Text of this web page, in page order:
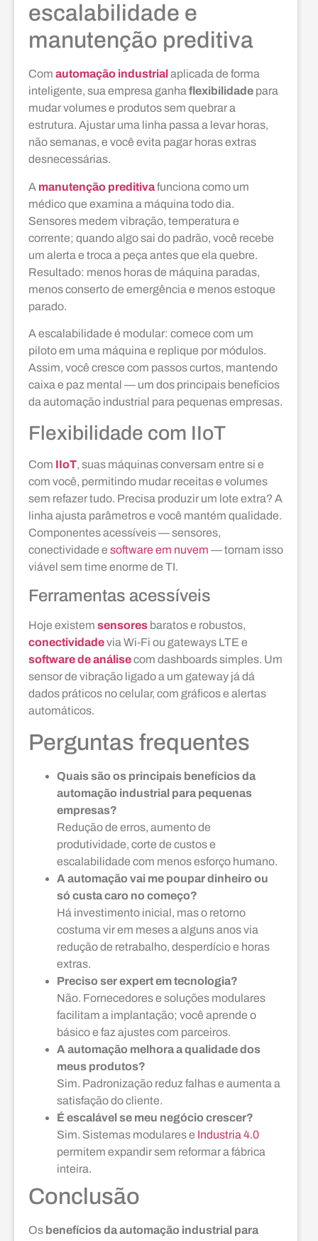
escalabilidade e
manutenção preditiva
Com automação industrial aplicada de forma
inteligente, sua empresa ganhaflexibilidade para
mudar volumes e produtos sem quebrar a
estrutura. Ajustar uma linha passa a levar horas,
não semanas, e você evita pagar horas extras
desnecessárias.
A manutenção preditivafunciona como um
médico que examina a máquina todo dia.
Sensores medem vibração, temperatura e
corrente; quando algo sai do padrão, você recebe
um alerta e troca a peça antes que ela quebre.
Resultado: menos horas de máquina paradas,
menos conserto de emergência e menos estoque
parado.
A escalabilidade é modular: comece com um
piloto em uma máquina e replique por módulos.
Assim, você cresce com passos curtos, mantendo
caixa e paz mental — um dos principais benefícios
da automação industrial para pequenas empresas.
Flexibilidade com IIoT
Com IIoT, suas máquinas conversam entre si e
com você, permitindo mudar receitas e volumes
sem refazer tudo. Precisa produzir um lote extra? A
linha ajusta parâmetros e você mantém qualidade.
Componentes acessíveis — sensores,
conectividade e software em nuvem — tornam isso
viável sem time enorme de TI.
Ferramentas acessíveis
Hoje existem sensores baratos e robustos,
conectividadevia Wi‑Fi ou gateways LTE e
software de análisecom dashboards simples. Um
sensor de vibração ligado a um gateway já dá
dados práticos no celular, com gráficos e alertas
automáticos.
Perguntas frequentes
Quais são os principais benefícios da
automação industrial para pequenas
empresas?
Redução de erros, aumento de
produtividade, corte de custos e
escalabilidade com menos esforço humano.
A automação vai me poupar dinheiro ou
só custa caro no começo?
Há investimento inicial, mas o retorno
costuma vir em meses a alguns anos via
redução de retrabalho, desperdício e horas
extras.
Preciso ser expert em tecnologia?
Não. Fornecedores e soluções modulares
facilitam a implantação; você aprende o
básico e faz ajustes com parceiros.
A automação melhora a qualidade dos
meus produtos?
Sim. Padronização reduz falhas e aumenta a
satisfação do cliente.
É escalável se meu negócio crescer?
Sim. Sistemas modulares e Industria 4.0
permitem expandir sem reformar a fábrica
inteira.
Conclusão
Os benefícios da automação industrial para